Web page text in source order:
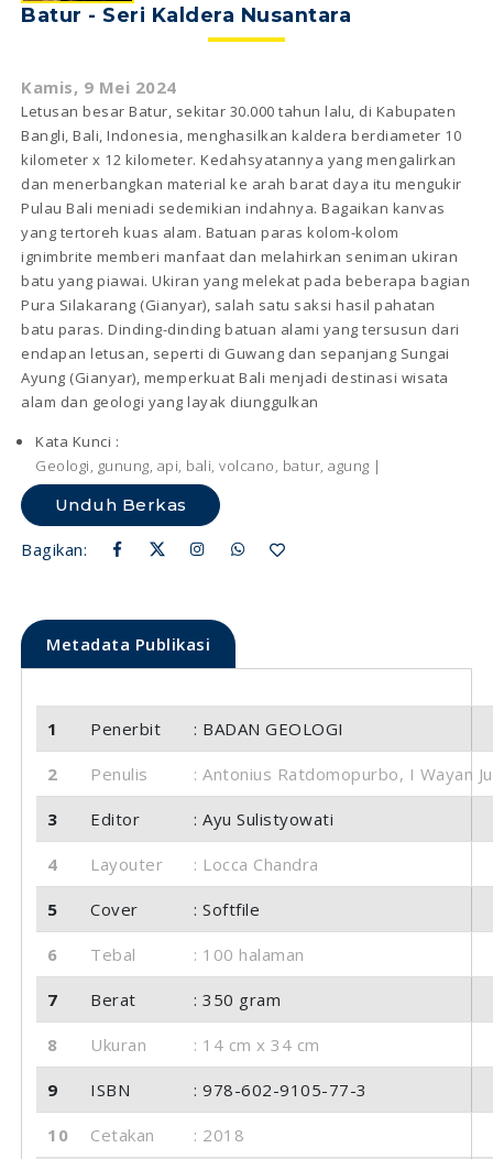
Batur - Seri Kaldera Nusantara
Kamis, 9 Mei 2024
Letusan besar Batur, sekitar 30.000 tahun lalu, di Kabupaten
Bangli, Bali, Indonesia, menghasilkan kaldera berdiameter 10
kilometer x 12 kilometer. Kedahsyatannya yang mengalirkan
dan menerbangkan material ke arah barat daya itu mengukir
Pulau Bali meniadi sedemikian indahnya. Bagaikan kanvas
yang tertoreh kuas alam. Batuan paras kolom-kolom
ignimbrite memberi manfaat dan melahirkan seniman ukiran
batu yang piawai. Ukiran yang melekat pada beberapa bagian
Pura Silakarang (Gianyar), salah satu saksi hasil pahatan
batu paras. Dinding-dinding batuan alami yang tersusun dari
endapan letusan, seperti di Guwang dan sepanjang Sungai
Ayung (Gianyar), memperkuat Bali menjadi destinasi wisata
alam dan geologi yang layak diunggulkan
Kata Kunci :
Geologi, gunung, api, bali, volcano, batur, agung |
Unduh Berkas
Bagikan:
Metadata Publikasi
1 Penerbit : BADAN GEOLOGI
2 Penulis : Antonius Ratdomopurbo, I Wayan
3 Editor : Ayu Sulistyowati
4 Layouter : Locca Chandra
5 Cover : Softfile
6 Tebal : 100 halaman
7 Berat : 350 gram
8 Ukuran : 14 cm x 34 cm
9 ISBN : 978-602-9105-77-3
10 Cetakan : 2018